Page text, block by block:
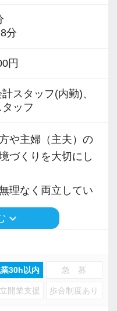
ダーになれる人
ており、デュアル
務効率化とペーパ
や
ンなどを活用して
リーに業務をこな
1〜6等級）で、求
ョナルとしてお客
使命です。
いう理想をいただ
りたいと考えてい
から評価されてい
だけるようにスキ
ロとして高い信頼
みませんか？
顧問先数2500以
中です。
広くサポートして
400件以上増加！
在籍しているの
ます。
い仕事で、融資対
金のサポートなど
質の向上を目指し
分
円
スタッフ(内勤)、
ッフ
や主婦（主夫）の
づくりを大切にし
理なく両立してい
る限り柔軟に対応
keyboard_arrow_down
30h以内 急 募
開業支援 歩合制度あり